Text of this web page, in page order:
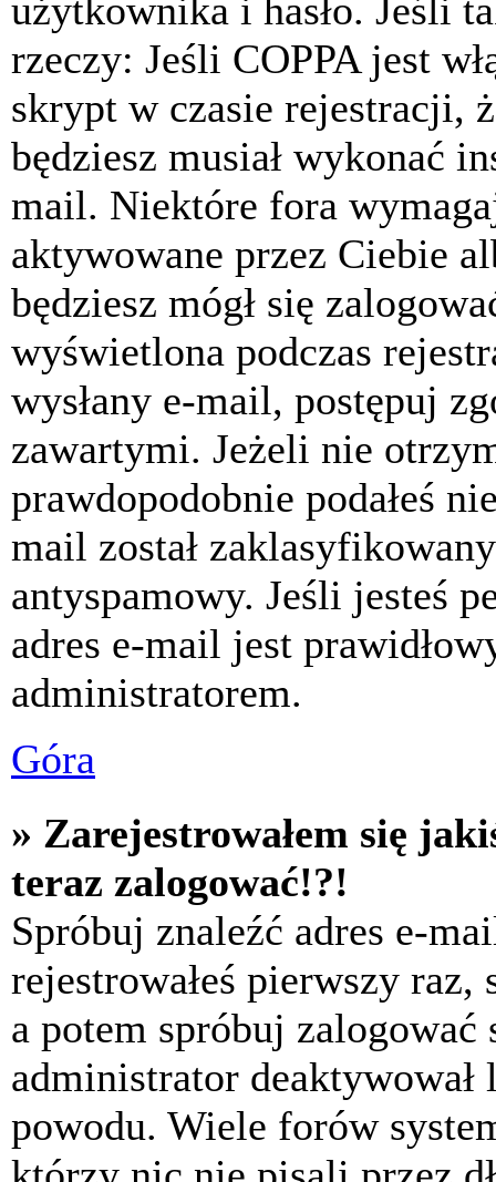
użytkownika i hasło. Jeśli
rzeczy: Jeśli COPPA jest
skrypt w czasie rejestracji,
będziesz musiał wykonać
mail. Niektóre fora
aktywowane przez Ciebie
będziesz mógł się
wyświetlona podczas
wysłany e-mail, postępuj
zawartymi. Jeżeli nie
prawdopodobnie podałeś
mail został
antyspamowy. Jeśli jesteś
adres e-mail jest
administratorem.
Góra
» Zarejestrowałem się
teraz zalogować!?!
Spróbuj znaleźć adres e-
rejestrowałeś pierwszy
a potem spróbuj
administrator deaktywował
powodu. Wiele forów